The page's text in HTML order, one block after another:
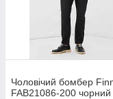
Чоловічий бомбер
FAB21086-200 чорний